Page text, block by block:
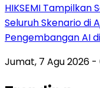
HIKSEMI Tampilkan
Seluruh Skenario di
Pengembangan AI
Jumat, 7 Agu 2026 -